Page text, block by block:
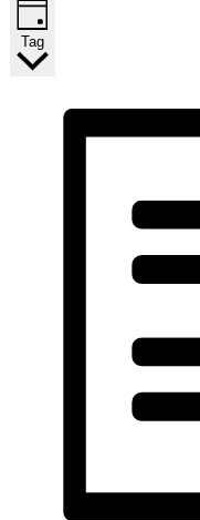
Tag